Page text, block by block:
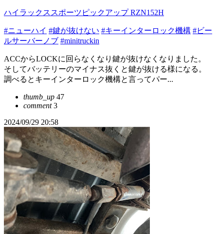
ハイラックススポーツピックアップ RZN152H
#ニューハイ #鍵が抜けない #キーインターロック機構 #ビー
ルサーバーノブ #minitruckin
ACCからLOCKに回らなくなり鍵が抜けなくなりました。
そしてバッテリーのマイナス抜くと鍵が抜ける様になる。
調べるとキーインターロック機構と言ってパー...
thumb_up 47
comment3
2024/09/29 20:58